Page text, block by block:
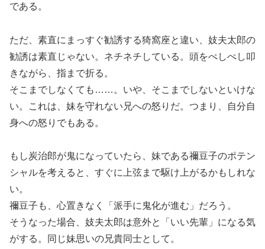
である。
ただ、素直にまっすぐ勧誘する猗窩座と違い、妓夫太郎の
勧誘は素直じゃない。ネチネチしている。頭をぺしぺし叩
きながら、指まで折る。
そこまでしなくても……。いや、そこまでしないといけな
い。これは、妹を守れない兄への怒りだ。つまり、自分自
身への怒りでもある。
もし炭治郎が鬼になっていたら、妹である禰豆子のポテン
シャルを考えると、すぐに上弦まで駆け上がるかもしれな
い。
禰豆子も、心置きなく「派手に鬼化が進む」だろう。
そうなった場合、妓夫太郎は意外と「いい先輩」になる気
がする。同じ妹思いの兄貴同士として。